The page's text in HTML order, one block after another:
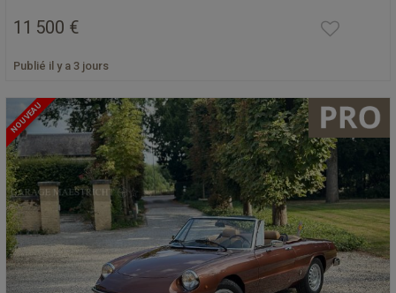
11 500 €
Publié il y a 3 jours
NOUVEAU